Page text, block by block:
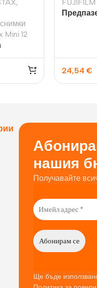
,
Mini 12
Mini 12,
24,54 €
нашия
Получавайте
Ще бъде